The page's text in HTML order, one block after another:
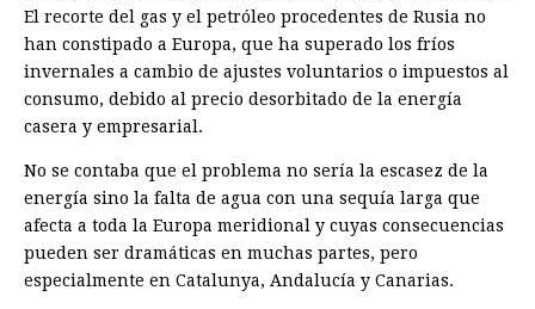
El recorte del gas y el petróleo procedentes de Rusia no
han constipado a Europa, que ha superado los fríos
invernales a cambio de ajustes voluntarios o impuestos al
consumo, debido al precio desorbitado de la energía
casera y empresarial.
No se contaba que el problema no sería la escasez de la
energía sino la falta de agua con una sequía larga que
afecta a toda la Europa meridional y cuyas consecuencias
pueden ser dramáticas en muchas partes, pero
especialmente en Catalunya, Andalucía y Canarias.